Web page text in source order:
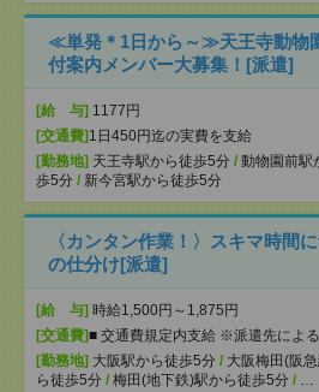
≪単発＊1日から～≫天王寺動物
付案内メンバー大募集！[派遣]
[給 与] 1177円
[交通費] 1日450円迄の実費を支給
[勤務地] 天王寺駅から徒歩5分 / 動物園前駅
歩5分 / 新今宮駅から徒歩5分
〈カンタン作業！〉スキマ時間
の仕分け[派遣]
[給 与] 時給1,500円～1,875円
[交通費]■ 交通費規定内支給 ※派遣先による
[勤務地] 大阪駅から徒歩5分 / 大阪梅田(阪
ら徒歩5分 / 梅田(地下鉄)駅から徒歩5分 / …